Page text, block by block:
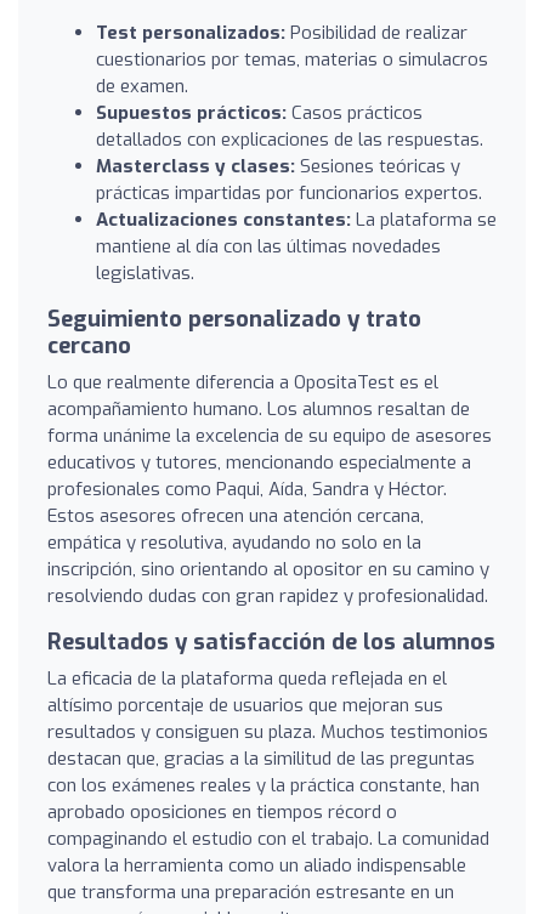
Test personalizados: Posibilidad de realizar
cuestionarios por temas, materias o simulacros
de examen.
Supuestos prácticos: Casos prácticos
detallados con explicaciones de las respuestas.
Masterclass y clases: Sesiones teóricas y
prácticas impartidas por funcionarios expertos.
Actualizaciones constantes: La plataforma se
mantiene al día con las últimas novedades
legislativas.
Seguimiento personalizado y trato
cercano
Lo que realmente diferencia a OpositaTest es el
acompañamiento humano. Los alumnos resaltan de
forma unánime la excelencia de su equipo de asesores
educativos y tutores, mencionando especialmente a
profesionales como Paqui, Aída, Sandra y Héctor.
Estos asesores ofrecen una atención cercana,
empática y resolutiva, ayudando no solo en la
inscripción, sino orientando al opositor en su camino y
resolviendo dudas con gran rapidez y profesionalidad.
Resultados y satisfacción de los alumnos
La eficacia de la plataforma queda reflejada en el
altísimo porcentaje de usuarios que mejoran sus
resultados y consiguen su plaza. Muchos testimonios
destacan que, gracias a la similitud de las preguntas
con los exámenes reales y la práctica constante, han
aprobado oposiciones en tiempos récord o
compaginando el estudio con el trabajo. La comunidad
valora la herramienta como un aliado indispensable
que transforma una preparación estresante en un